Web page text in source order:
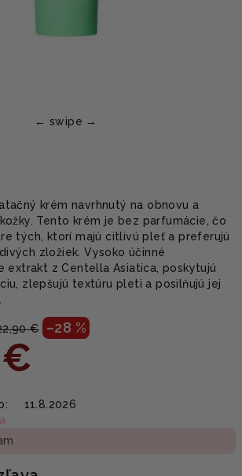
krém navrhnutý na obnovu a
Tento krém je bez parfumácie, čo
tých, ktorí majú citlivú pleť a preferujú
zložiek. Vysoko účinné
extrakt z Centella Asiatica, poskytujú
zlepšujú textúru pleti a posilňujú jej
€ –28 %
11.8.2026